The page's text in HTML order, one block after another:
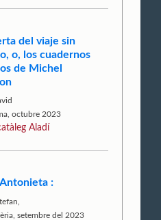
del viaje sin
o, los cuadernos
de Michel
octubre 2023
Aladí
:
setembre del 2023